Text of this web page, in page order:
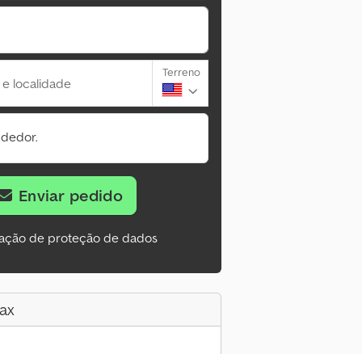
localidade
Terreno
Enviar pedido
de proteção de dados